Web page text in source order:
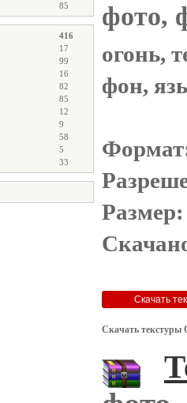
85
416
17
99
16
82
85
12
9
58
5
33
фото,
огонь,
фон,
Скачать текстуры